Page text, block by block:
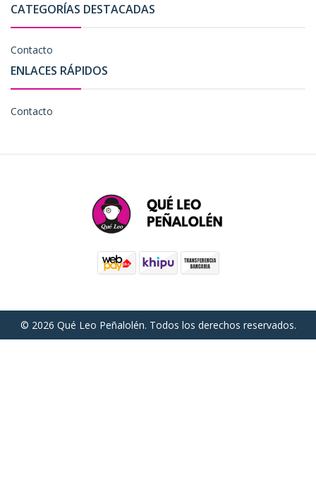
CATEGORÍAS DESTACADAS
Contacto
ENLACES RÁPIDOS
Contacto
© 2026 Qué Leo Peñalolén. Todos los derechos reservados.